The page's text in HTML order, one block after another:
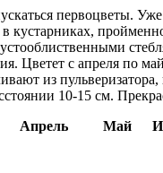
первоцветы.
Цветет с апреля по
из
10-15 см.
Апрель Май